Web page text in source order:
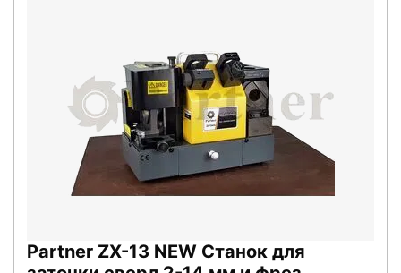
Partner ZX-13 NEW Станок для